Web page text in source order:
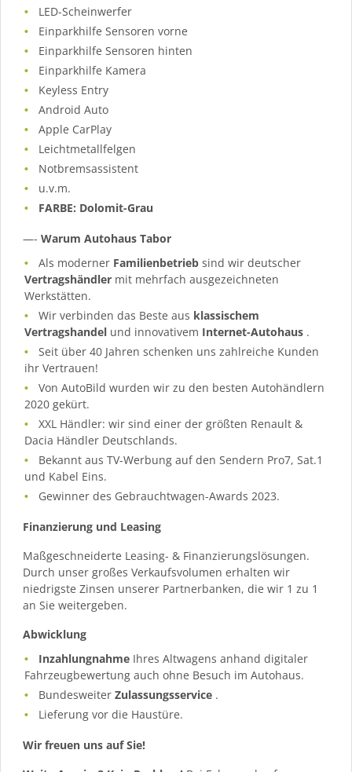
LED-Scheinwerfer
Einparkhilfe Sensoren vorne
Einparkhilfe Sensoren hinten
Einparkhilfe Kamera
Keyless Entry
Android Auto
Apple CarPlay
Leichtmetallfelgen
Notbremsassistent
u.v.m.
FARBE: Dolomit-Grau
—- Warum Autohaus Tabor
Als moderner Familienbetrieb sind wir deutscher
Vertragshändler mit mehrfach ausgezeichneten
Werkstätten.
Wir verbinden das Beste aus klassischem
Vertragshandel und innovativem Internet-Autohaus .
Seit über 40 Jahren schenken uns zahlreiche Kunden
ihr Vertrauen!
Von AutoBild wurden wir zu den besten Autohändlern
2020 gekürt.
XXL Händler: wir sind einer der größten Renault &
Dacia Händler Deutschlands.
Bekannt aus TV-Werbung auf den Sendern Pro7, Sat.1
und Kabel Eins.
Gewinner des Gebrauchtwagen-Awards 2023.
Finanzierung und Leasing
Maßgeschneiderte Leasing- & Finanzierungslösungen.
Durch unser großes Verkaufsvolumen erhalten wir
niedrigste Zinsen unserer Partnerbanken, die wir 1 zu 1
an Sie weitergeben.
Abwicklung
Inzahlungnahme Ihres Altwagens anhand digitaler
Fahrzeugbewertung auch ohne Besuch im Autohaus.
BundesweiterZulassungsservice .
Lieferung vor die Haustüre.
Wir freuen uns auf Sie!